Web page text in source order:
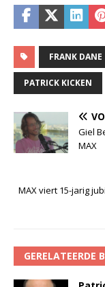
FRANK DANE
PATRICK KICKEN
Giel
MAX
MAX viert 15-jarig
GERELATEERDE